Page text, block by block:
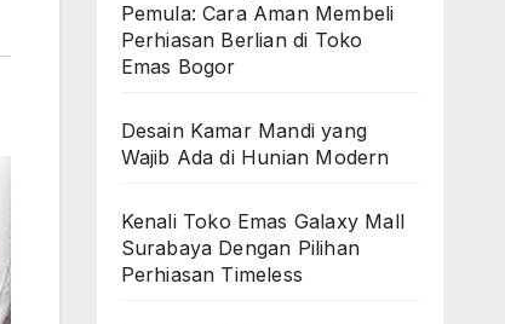
Pemula: Cara Aman Membeli
Perhiasan Berlian di Toko
Emas Bogor
Desain Kamar Mandi yang
Wajib Ada di Hunian Modern
Kenali Toko Emas Galaxy Mall
Surabaya Dengan Pilihan
Perhiasan Timeless